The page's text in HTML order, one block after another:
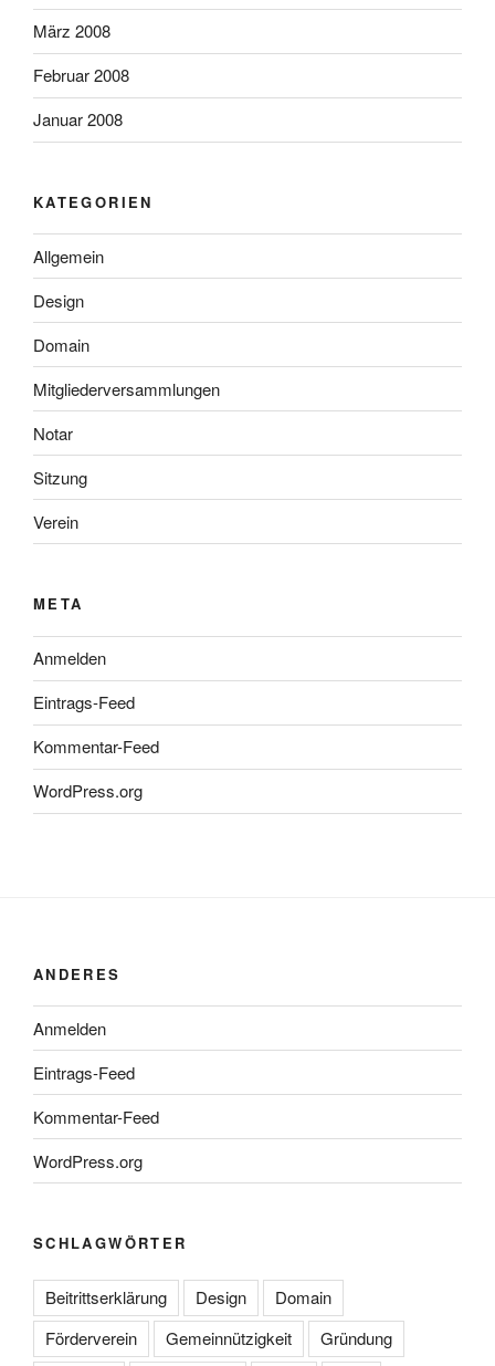
März 2008
Februar 2008
Januar 2008
KATEGORIEN
Allgemein
Design
Domain
Mitgliederversammlungen
Notar
Sitzung
Verein
META
Anmelden
Eintrags-Feed
Kommentar-Feed
WordPress.org
ANDERES
Anmelden
Eintrags-Feed
Kommentar-Feed
WordPress.org
SCHLAGWÖRTER
Beitrittserklärung Design
Domain
Förderverein
Gemeinnützigkeit Gründung